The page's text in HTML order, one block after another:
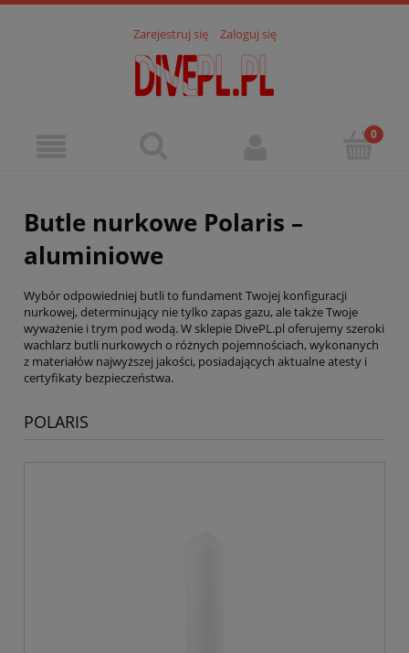
Zarejestruj się Zaloguj się
Butle nurkowe Polaris –
aluminiowe
Wybór odpowiedniej butli to fundament Twojej konfiguracji
nurkowej, determinujący nie tylko zapas gazu, ale także Twoje
wyważenie i trym pod wodą. W sklepie DivePL.pl oferujemy szeroki
wachlarz butli nurkowych o różnych pojemnościach, wykonanych
z materiałów najwyższej jakości, posiadających aktualne atesty i
certyfikaty bezpieczeństwa.
POLARIS